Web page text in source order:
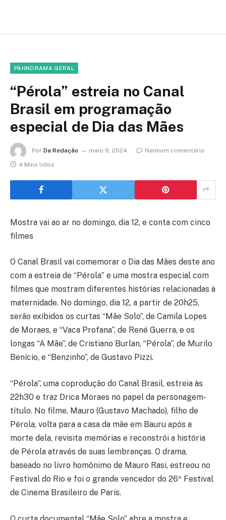
PÀHNORAMA GERAL
“Pérola” estreia no Canal
Brasil em programação
especial de Dia das Mães
Por Da Redação maio 9, 2024
Nenhum comentário
4 Mins lidos
Mostra vai ao ar no domingo, dia 12, e conta com cinco
filmes
O Canal Brasil vai comemorar o Dia das Mães deste ano
com a estreia de “Pérola” e uma mostra especial com
filmes que mostram diferentes histórias relacionadas à
maternidade. No domingo, dia 12, a partir de 20h25,
serão exibidos os curtas “Mãe Solo”, de Camila Lopes
de Moraes, e “Vaca Profana”, de René Guerra, e os
longas “A Mãe”, de Cristiano Burlan, “Pérola”, de Murilo
Benício, e “Benzinho”, de Gustavo Pizzi.
“Pérola”, uma coprodução do Canal Brasil, estreia às
22h30 e traz Drica Moraes no papel da personagem-
título. No filme, Mauro (Gustavo Machado), filho de
Pérola, volta para a casa da mãe em Bauru após a
morte dela, revisita memórias e reconstrói a história
de Pérola através de suas lembranças. O drama,
baseado no livro homônimo de Mauro Rasi, estreou no
Festival do Rio e foi o grande vencedor do 26º Festival
de Cinema Brasileiro de Paris.